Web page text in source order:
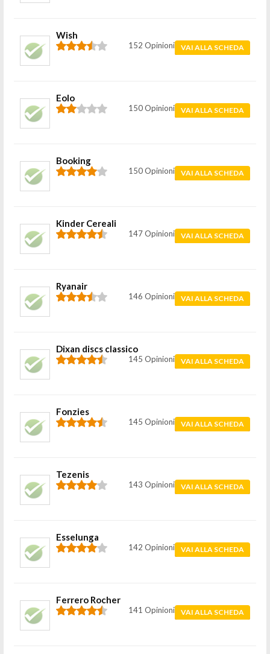
Wish
152 Opinioni VAI ALLA SCHEDA
Eolo
150 Opinioni VAI ALLA SCHEDA
Booking
150 Opinioni VAI ALLA SCHEDA
Kinder Cereali
147 Opinioni VAI ALLA SCHEDA
Ryanair
146 Opinioni VAI ALLA SCHEDA
Dixan discs classico
145 Opinioni VAI ALLA SCHEDA
Fonzies
145 Opinioni VAI ALLA SCHEDA
Tezenis
143 Opinioni VAI ALLA SCHEDA
Esselunga
142 Opinioni VAI ALLA SCHEDA
Ferrero Rocher
141 Opinioni VAI ALLA SCHEDA